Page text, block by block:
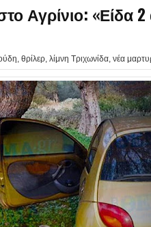
Αγρίνιο: «Είδα
θρίλερ λίμνη Τριχωνίδα νέα